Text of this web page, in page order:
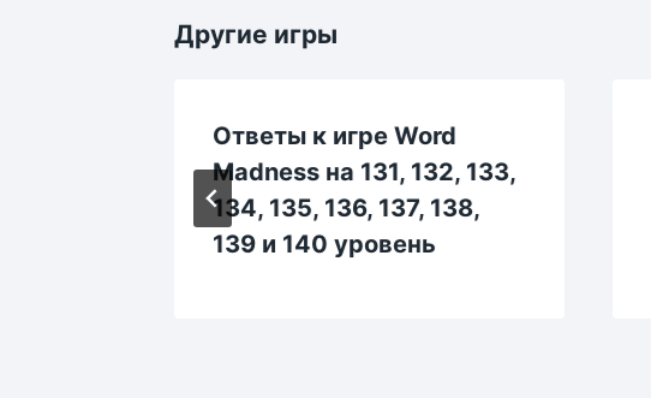
Другие игры
Ответы к игре Word
Madness на 131, 132, 133,
134, 135, 136, 137, 138,
139 и 140 уровень